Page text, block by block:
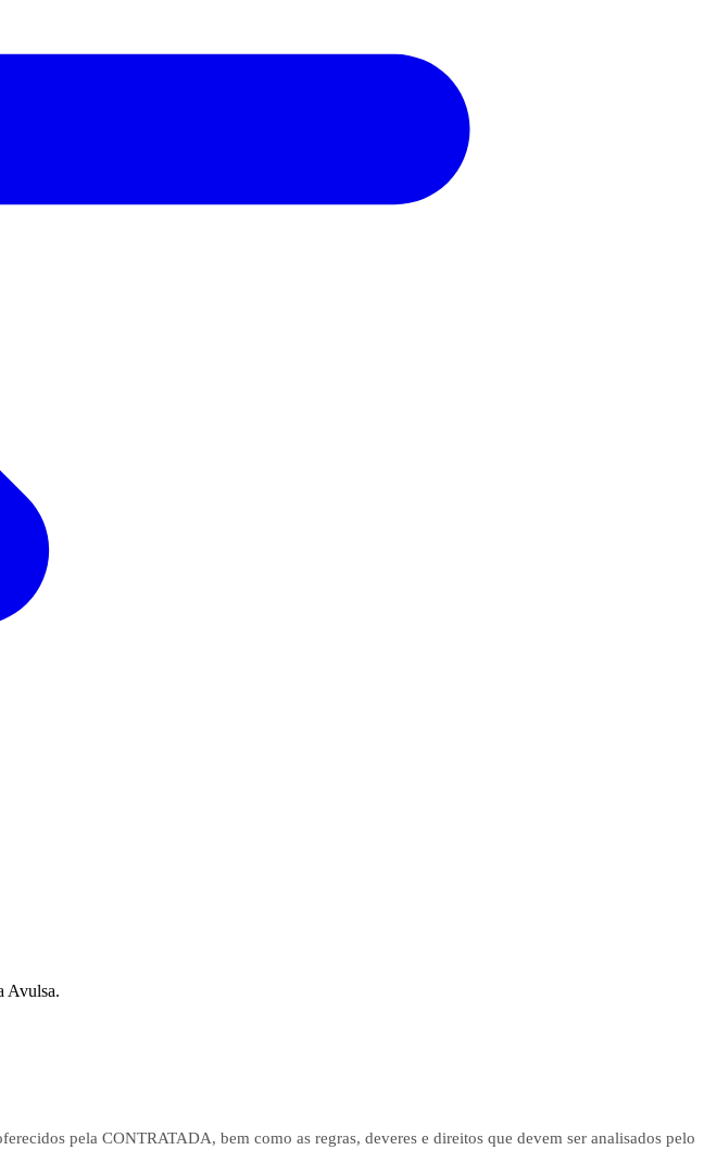
Avulsa.
pela CONTRATADA, bem como as regras, deveres e direitos que devem ser analisados pelo